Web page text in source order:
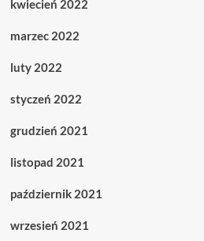
kwiecień 2022
marzec 2022
luty 2022
styczeń 2022
grudzień 2021
listopad 2021
październik 2021
wrzesień 2021